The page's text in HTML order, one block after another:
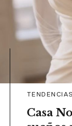
TENDENCIAS
Casa